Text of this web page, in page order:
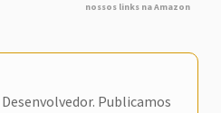
nossos links na Amazon
Publicamos